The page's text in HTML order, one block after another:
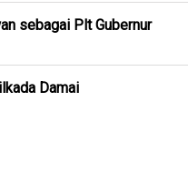
sebagai Plt Gubernur
Damai